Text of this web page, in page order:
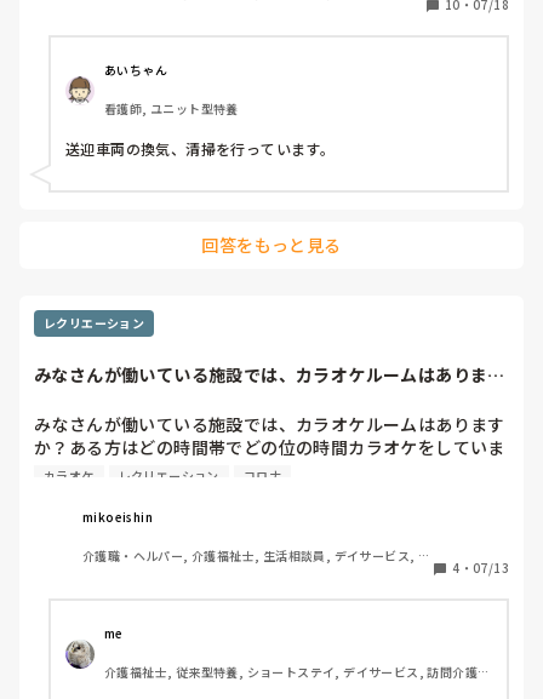
フロア内ではカラオケルームの使用禁止。冷房入れながら、
対角線上にある窓のみ開ける。手洗いうがいの徹底などで
ご回答よろしくお願いいたします。
10 ・ 07/18
あいちゃん
看護師, ユニット型特養
送迎車両の換気、清掃を行っています。
回答をもっと見る
レクリエーション
みなさんが働いている施設では、カラオケルームはあります
みなさんが働いている施設では、カラオケルームはあります
か？ある方はどの時間帯でどの位の時間カラオケをしていま
すか？カラオケルームの広さも教えていただきたいです。私
ていませんが、その前は13時半から14時の間まで行ってい
お願いします。
カラオケ レクリエーション コロナ
mikoeishin
介護職・ヘルパー, 介護福祉士, 生活相談員, デイサービス, 送
4 ・ 07/13
me
介護福祉士, 従来型特養, ショートステイ, デイサービス, 訪問介護,